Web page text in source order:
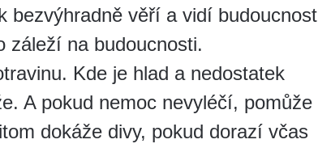
bezvýhradně věří a vidí budoucnost
záleží na budoucnosti.
Kde je hlad a nedostatek
A pokud nemoc nevyléčí, pomůže
dokáže divy, pokud dorazí včas